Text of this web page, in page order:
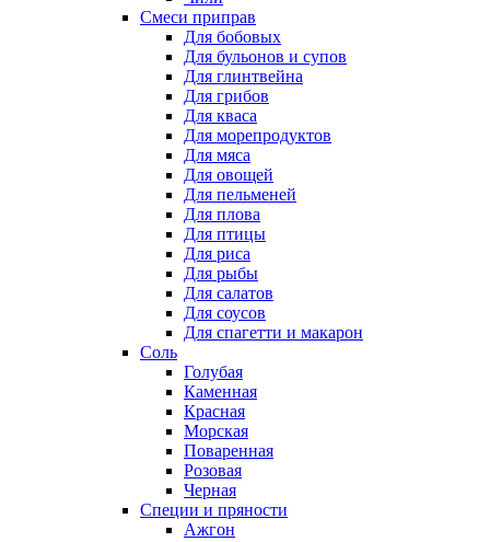
Смеси приправ
Для бобовых
Для бульонов и супов
Для глинтвейна
Для грибов
Для кваса
Для морепродуктов
Для мяса
Для овощей
Для пельменей
Для плова
Для птицы
Для риса
Для рыбы
Для салатов
Для соусов
Для спагетти и макарон
Соль
Голубая
Каменная
Красная
Морская
Поваренная
Розовая
Черная
Специи и пряности
Ажгон